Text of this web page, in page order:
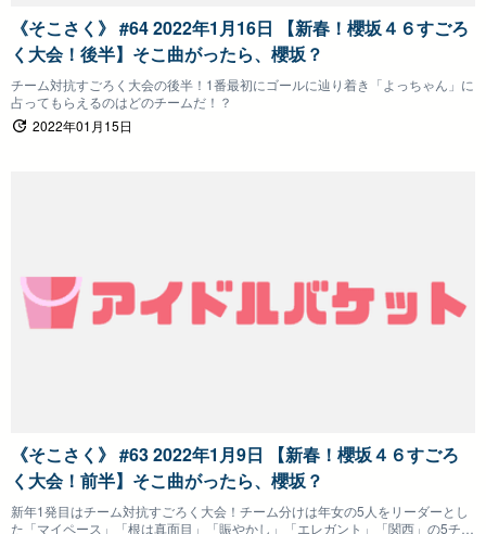
《そこさく》 #64 2022年1月16日 【新春！櫻坂４６すごろ
く大会！後半】そこ曲がったら、櫻坂？
チーム対抗すごろく大会の後半！1番最初にゴールに辿り着き「よっちゃん」に
占ってもらえるのはどのチームだ！？
2022年01月15日
《そこさく》 #63 2022年1月9日 【新春！櫻坂４６すごろ
く大会！前半】そこ曲がったら、櫻坂？
新年1発目はチーム対抗すごろく大会！チーム分けは年女の5人をリーダーとし
た「マイペース」「根は真面目」「賑やかし」「エレガント」「関西」の5チー